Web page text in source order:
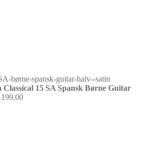
Classical 15 SA Spansk Børne Guitar